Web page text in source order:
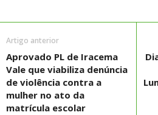
Artigo anterior
Aprovado PL de Iracema
Vale que viabiliza denúncia
de violência contra a
mulher no ato da
matrícula escolar